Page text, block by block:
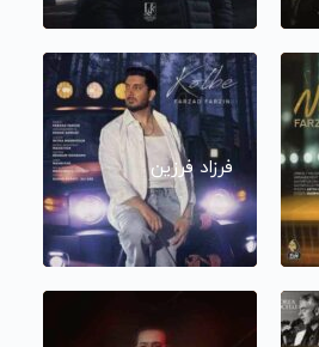
فرزاد فرزین